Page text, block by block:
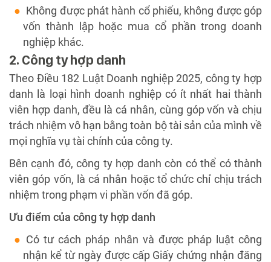
Không được phát hành cổ phiếu, không được góp
vốn thành lập hoặc mua cổ phần trong doanh
nghiệp khác.
2. Công ty hợp danh
Theo Điều 182 Luật Doanh nghiệp 2025, công ty hợp
danh là loại hình doanh nghiệp có ít nhất hai thành
viên hợp danh, đều là cá nhân, cùng góp vốn và chịu
trách nhiệm vô hạn bằng toàn bộ tài sản của mình về
mọi nghĩa vụ tài chính của công ty.
Bên cạnh đó, công ty hợp danh còn có thể có thành
viên góp vốn, là cá nhân hoặc tổ chức chỉ chịu trách
nhiệm trong phạm vi phần vốn đã góp.
Ưu điểm của công ty hợp danh
Có tư cách pháp nhân và được pháp luật công
nhận kể từ ngày được cấp Giấy chứng nhận đăng